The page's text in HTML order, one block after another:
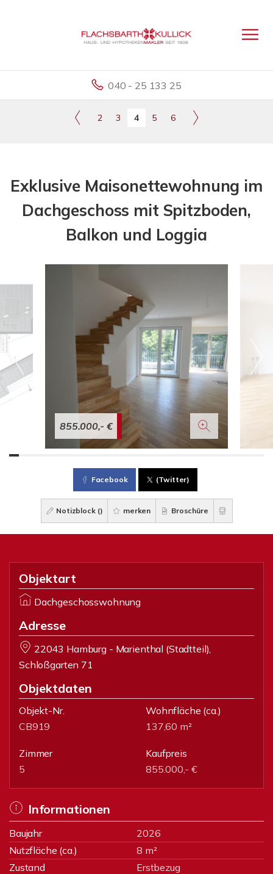
040 - 25 133 25
2 3 4 5 6
Exklusive Maisonettewohnung im
Dachgeschoss mit Spitzboden,
Balkon und Loggia
855.000,- €
Facebook (Twitter)
Notizblock () merken Broschüre
Objektart
Dachgeschosswohnung
Adresse
22043 Hamburg - Marienthal (Stadtteil),
Schloßgarten 71
Objektdaten
Objekt-Nr.
CB919
Wohnfläche (ca.)
137,60 m²
Zimmer
5
Kaufpreis
855.000,- €
Informationen
Baujahr
2026
Nutzfläche (ca.)
8 m²
Zustand
Erstbezug